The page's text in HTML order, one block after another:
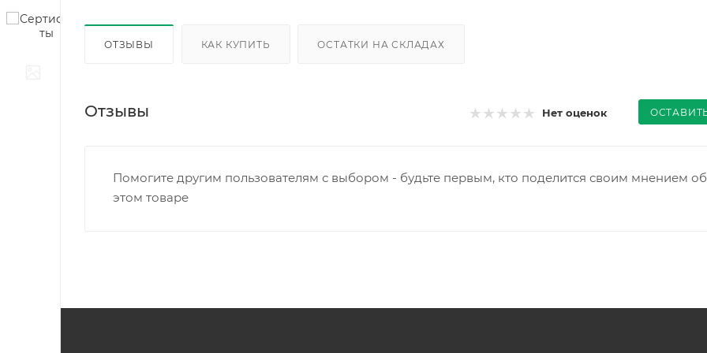
ОТЗЫВЫ КАК КУПИТЬ ОСТАТКИ НА СКЛАДАХ
Отзывы Нет оценок
Помогите другим пользователям с выбором - будьте первым, кто поделится своим мнением об
этом товаре